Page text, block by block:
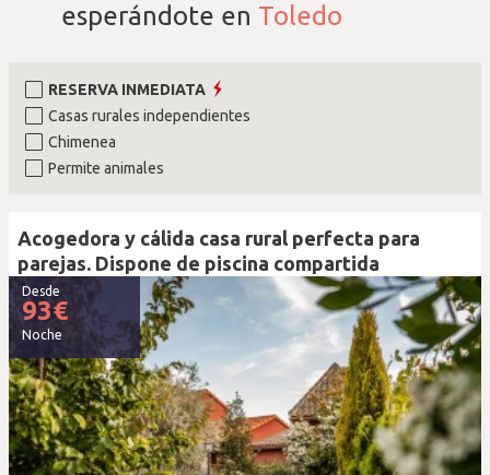
esperándote en Toledo
RESERVA INMEDIATA
Casas rurales independientes
Chimenea
Permite animales
Acogedora y cálida casa rural perfecta para
parejas. Dispone de piscina compartida
Desde
93€
Noche